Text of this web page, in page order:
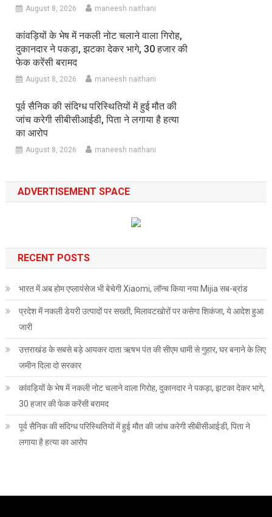
August 8, 2026 maneesh naithani
कांवड़ियों के भेष में नकली नोट चलाने वाला गिरोह,
दुकानदार ने पकड़ा, झटका देकर भागे, 30 हजार की
फेक करेंसी बरामद
August 8, 2026 maneesh naithani
पूर्व सैनिक की संदिग्ध परिस्थितियों में हुई मौत की
जांच करेगी सीबीसीआईडी, पिता ने लगाया है हत्या
का आरोप
August 8, 2026 maneesh naithani
ADVERTISEMENT SPACE
RECENT POSTS
भारत में अब होम एप्लायंसेज भी बेचेगी Xiaomi, लॉन्च किया नया Mijia सब-ब्रांड
प्रदेश में नकली डेयरी उत्पादों पर सख्ती, मिलावटखोरों पर कसेगा शिकंजा, ये आदेश हुआ
जारी
उत्तराखंड के सबसे बड़े आयकर दाता ऋषभ पंत की सीएम धामी से गुहार, घर बनाने के लिए
जमीन दिला दो सरकार
कांवड़ियों के भेष में नकली नोट चलाने वाला गिरोह, दुकानदार ने पकड़ा, झटका देकर भागे,
30 हजार की फेक करेंसी बरामद
पूर्व सैनिक की संदिग्ध परिस्थितियों में हुई मौत की जांच करेगी सीबीसीआईडी, पिता ने
लगाया है हत्या का आरोप